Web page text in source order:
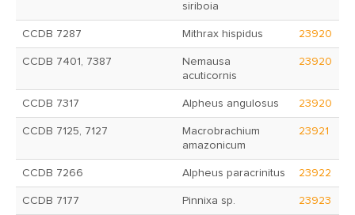
siriboia
CCDB 7287 Mithrax hispidus 23920
CCDB 7401, 7387
Nemausa
acuticornis
23920
CCDB 7317 Alpheus angulosus 23920
CCDB 7125, 7127
Macrobrachium
amazonicum
23921
CCDB 7266 Alpheus paracrinitus 23922
CCDB 7177 Pinnixa sp. 23923